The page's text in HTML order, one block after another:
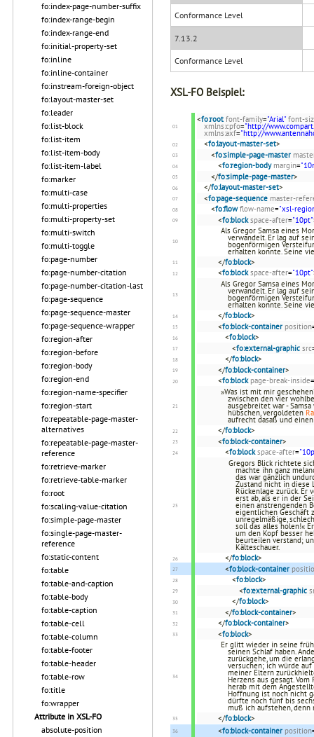
fo:index-page-number-suffix
fo:index-range-begin
fo:index-range-end
fo:initial-property-set
fo:inline
fo:inline-container
fo:instream-foreign-object
fo:layout-master-set
fo:leader
fo:list-block
fo:list-item
fo:list-item-body
fo:list-item-label
fo:marker
fo:multi-case
fo:multi-properties
fo:multi-property-set
fo:multi-switch
fo:multi-toggle
fo:page-number
fo:page-number-citation
fo:page-number-citation-last
fo:page-sequence
fo:page-sequence-master
fo:page-sequence-wrapper
fo:region-after
fo:region-before
fo:region-body
fo:region-end
fo:region-name-specifier
fo:region-start
fo:repeatable-page-master-
alternatives
fo:repeatable-page-master-
reference
fo:retrieve-marker
fo:retrieve-table-marker
fo:root
fo:scaling-value-citation
fo:simple-page-master
fo:single-page-master-
reference
fo:static-content
fo:table
fo:table-and-caption
fo:table-body
fo:table-caption
fo:table-cell
fo:table-column
fo:table-footer
fo:table-header
fo:table-row
fo:title
fo:wrapper
Attribute in XSL-FO
absolute-position
Conformance Level
7.13.2
Conformance Level
XSL-FO Beispiel:
<fo:root font-family="Arial" font-
xmlns:cpfo="http://
xmlns:axf="http://
<fo:layout-master-set>
<fo:simple-page-master
<fo:region-body margin=
</fo:simple-page-master>
</fo:layout-master-set>
<fo:page-sequence master-
<fo:flow flow-name="xsl-
<fo:block space-after="10pt"
Als Gregor Samsa eines
verwandelt. Er lag auf
bogenförmigen
erhalten konnte. Seine
</fo:block>
<fo:block space-after="10pt"
Als Gregor Samsa eines
verwandelt. Er lag auf
bogenförmigen
erhalten konnte. Seine
</fo:block>
<fo:block-container position
<fo:block>
<fo:external-graphic src
</fo:block>
</fo:block-container>
<fo:block page-break-inside=
»Was ist mit mir
zwischen den vier
ausgebreitet war -
hübschen, vergoldeten
aufrecht dasaß und
</fo:block>
<fo:block-container>
<fo:block space-after=
Gregors Blick richtete
machte ihn ganz
das war gänzlich
Zustand nicht in diese
Rückenlage zurück.
erst ab, als er in der
einen anstrengenden
eigentlichen Geschäft
unregelmäßige,
soll das alles holen!«
um den Kopf besser
beurteilen verstand;
Kälteschauer.
</fo:block>
<fo:block-container
<fo:block>
<fo:external-graphic
</fo:block>
</fo:block-container>
</fo:block-container>
<fo:block>
Er glitt wieder in seine
seinen Schlaf haben.
zurückgehe, um die
versuchen; ich würde
meiner Eltern
Herzens aus gesagt.
herab mit dem
Hoffnung ist noch nicht
dürfte noch fünf bis
muß ich aufstehen,
</fo:block>
<fo:block-container position